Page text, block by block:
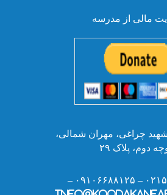
مالی از مدرسه
شهید چراغی، مهران شمالی،
دوم، پلاک ۲۹
۰۲۱۵۵۸۲۵۵۲۸ – ۰۹۱۰۶۶۸۸۱۲۵ –